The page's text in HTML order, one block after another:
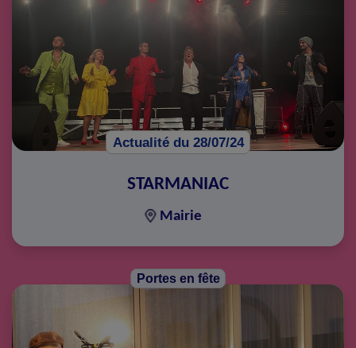
Actualité du 28/07/24
STARMANIAC
Mairie
Portes en fête